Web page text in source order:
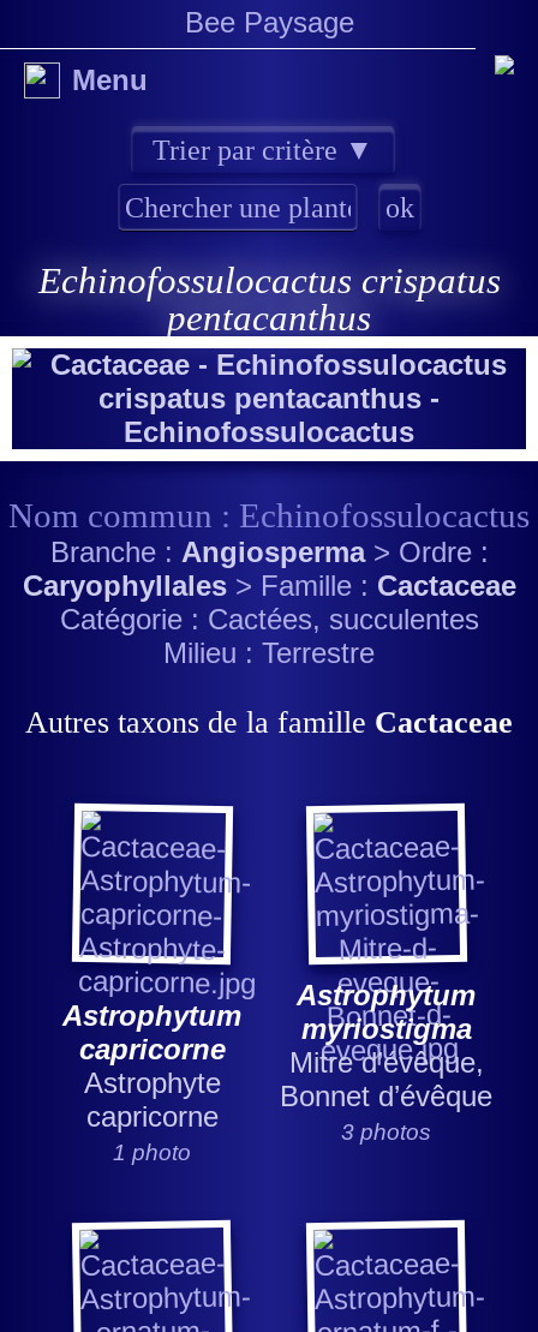
Bee Paysage
Menu
Echinofossulocactus crispatus
pentacanthus
Nom commun : Echinofossulocactus
Branche : Angiosperma> Ordre :
Caryophyllales> Famille : Cactaceae
Catégorie : Cactées, succulentes
Milieu : Terrestre
Autres taxons de la famille Cactaceae
Astrophytum
capricorne
Astrophyte
capricorne
1 photo
Astrophytum
myriostigma
Mitre d’évêque,
Bonnet d’évêque
3 photos